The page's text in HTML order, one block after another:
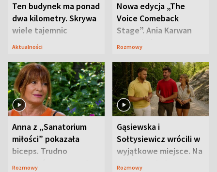
Ten budynek ma ponad
dwa kilometry. Skrywa
wiele tajemnic
Aktualności
Nowa edycja „The
Voice Comeback
Stage”. Ania Karwan
zapowiada
Rozmowy
Anna z „Sanatorium
miłości” pokazała
biceps. Trudno
uwierzyć, co przeszła
Rozmowy
Gąsiewska i
Sołtysiewicz wrócili w
wyjątkowe miejsce. Na
szlaku czekał
Rozmowy